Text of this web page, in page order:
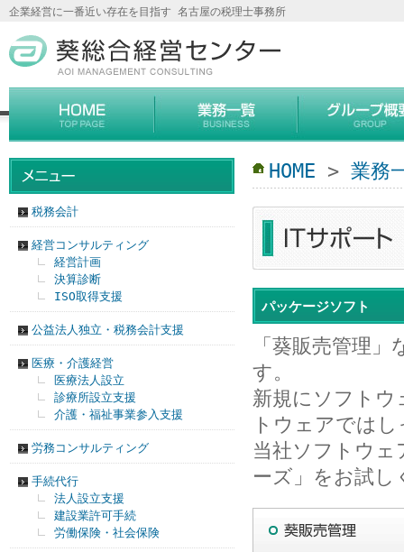
企業経営に一番近い存在を目指す 名古屋の税理士事務所
税務会計
経営コンサルティング
経営計画
決算診断
ISO取得支援
公益法人独立・税務会計支援
医療・介護経営
医療法人設立
診療所設立支援
介護・福祉事業参入支援
労務コンサルティング
手続代行
法人設立支援
建設業許可手続
労働保険・社会保険
HOME > 業務
パッケージソフト
「葵販売管理
す。
新規にソフトウ
トウェアでは
当社ソフトウェ
ーズ」をお試し